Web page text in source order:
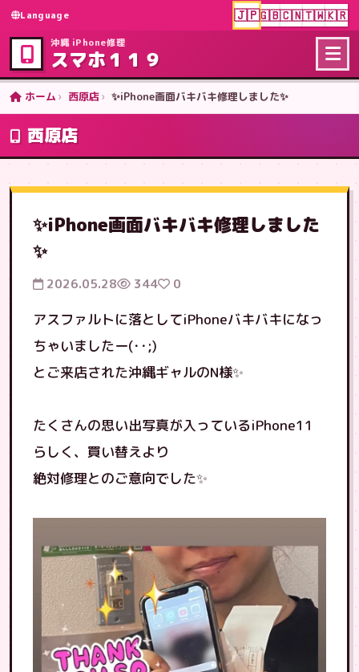
Language 🇯🇵🇬🇧🇨🇳🇹🇼🇰🇷
沖縄 iPhone修理
スマホ１１９
ホーム 西原店 ✨iPhone画面バキバキ修理しました✨
西原店
✨iPhone画面バキバキ修理しました
✨
2026.05.28 344 0
アスファルトに落としてiPhoneバキバキになっ
ちゃいましたー(･･;)
とご来店された沖縄ギャルのN様✨
たくさんの思い出写真が入っているiPhone11
らしく、買い替えより
絶対修理とのご意向でした✨